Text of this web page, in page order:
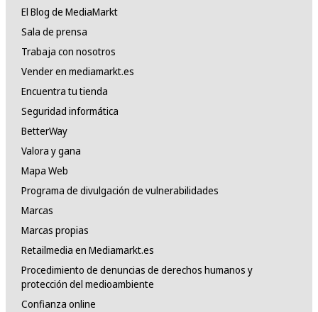
El Blog de MediaMarkt
Sala de prensa
Trabaja con nosotros
Vender en mediamarkt.es
Encuentra tu tienda
Seguridad informática
BetterWay
Valora y gana
Mapa Web
Programa de divulgación de vulnerabilidades
Marcas
Marcas propias
Retailmedia en Mediamarkt.es
Procedimiento de denuncias de derechos humanos y
protección del medioambiente
Confianza online